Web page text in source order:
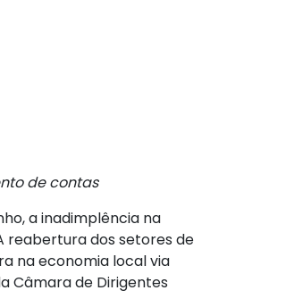
de contas
a inadimplência na
reabertura dos setores de
na economia local via
Câmara de Dirigentes